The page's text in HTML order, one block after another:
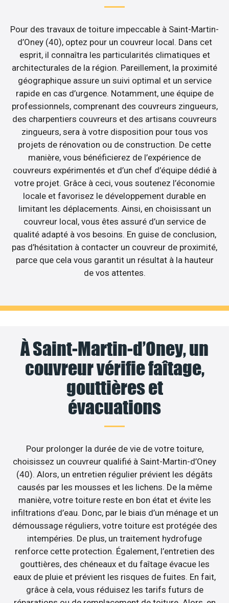
Pour des travaux de toiture impeccable à Saint-Martin-
d’Oney (40), optez pour un couvreur local. Dans cet
esprit, il connaîtra les particularités climatiques et
architecturales de la région. Pareillement, la proximité
géographique assure un suivi optimal et un service
rapide en cas d’urgence. Notamment, une équipe de
professionnels, comprenant des couvreurs zingueurs,
des charpentiers couvreurs et des artisans couvreurs
zingueurs, sera à votre disposition pour tous vos
projets de rénovation ou de construction. De cette
manière, vous bénéficierez de l’expérience de
couvreurs expérimentés et d’un chef d’équipe dédié à
votre projet. Grâce à ceci, vous soutenez l’économie
locale et favorisez le développement durable en
limitant les déplacements. Ainsi, en choisissant un
couvreur local, vous êtes assuré d’un service de
qualité adapté à vos besoins. En guise de conclusion,
pas d’hésitation à contacter un couvreur de proximité,
parce que cela vous garantit un résultat à la hauteur
de vos attentes.
À Saint-Martin-d’Oney, un
couvreur vérifie faîtage,
gouttières et
évacuations
Pour prolonger la durée de vie de votre toiture,
choisissez un couvreur qualifié à Saint-Martin-d’Oney
(40). Alors, un entretien régulier prévient les dégâts
causés par les mousses et les lichens. De la même
manière, votre toiture reste en bon état et évite les
infiltrations d’eau. Donc, par le biais d’un ménage et un
démoussage réguliers, votre toiture est protégée des
intempéries. De plus, un traitement hydrofuge
renforce cette protection. Également, l’entretien des
gouttières, des chéneaux et du faîtage évacue les
eaux de pluie et prévient les risques de fuites. En fait,
grâce à cela, vous réduisez les tarifs futurs de